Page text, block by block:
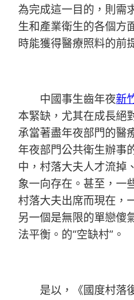
為完成這一目的，則需
生和產業衛生的各個方
時能獲得醫療照料的前
中國事生齒年夜新
本緊缺，尤其在成長絕
承當著盡年夜部門的醫
年夜部門公共衛生辦事
中，村落大夫人才流掉
象一向存在。甚至，一
村落大夫出席而現在，
另一個是無限的單戀傻
法平衡。的“空缺村”。
是以，《國度村落